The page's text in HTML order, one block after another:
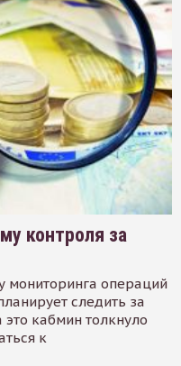
контроля за
мониторинга операций
следить за
кабмин толкнуло
к